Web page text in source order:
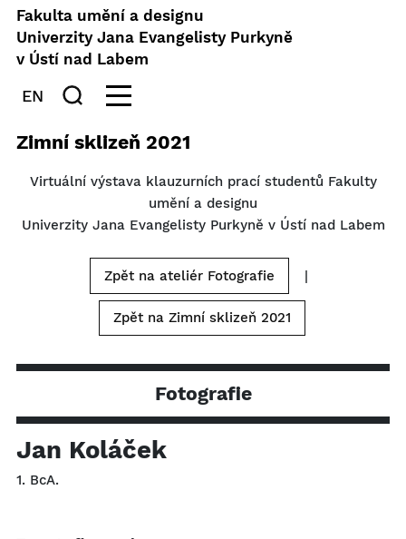
Fakulta umění a designu
Univerzity Jana Evangelisty Purkyně
v Ústí nad Labem
EN
Zimní sklizeň 2021
Virtuální výstava klauzurních prací studentů Fakulty
umění a designu
Univerzity Jana Evangelisty Purkyně v Ústí nad Labem
Zpět na ateliér Fotografie |
Zpět na Zimní sklizeň 2021
Fotografie
Jan Koláček
1. BcA.